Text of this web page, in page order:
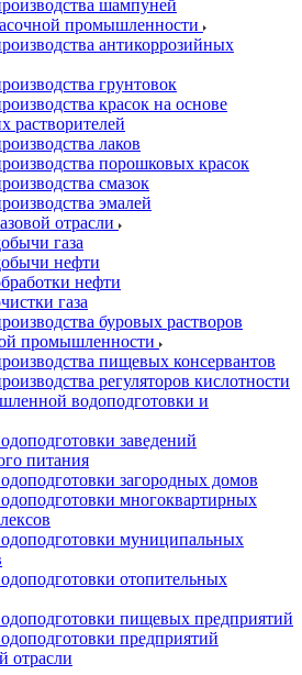
шампуней
промышленности
антикоррозийных
грунтовок
красок на основе
растворителей
лаков
порошковых красок
смазок
эмалей
отрасли
газа
нефти
нефти
газа
буровых растворов
промышленности
пищевых консервантов
регуляторов кислотности
водоподготовки и
заведений
питания
загородных домов
многоквартирных
муниципальных
отопительных
пищевых предприятий
предприятий
отрасли